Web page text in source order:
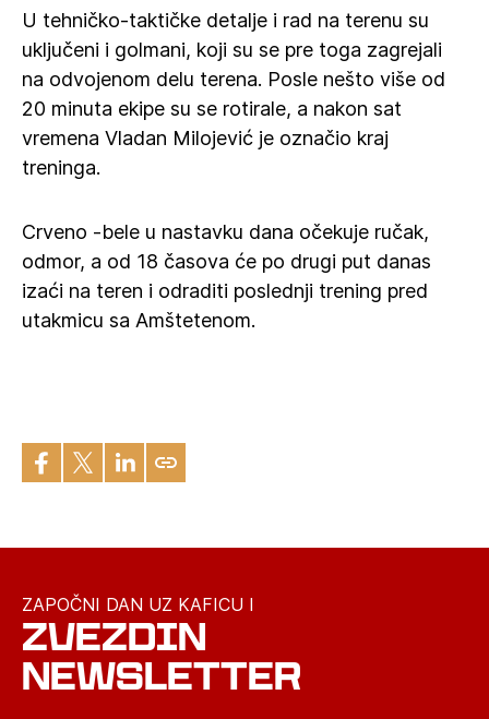
U tehničko-taktičke detalje i rad na terenu su
uključeni i golmani, koji su se pre toga zagrejali
na odvojenom delu terena. Posle nešto više od
20 minuta ekipe su se rotirale, a nakon sat
vremena Vladan Milojević je označio kraj
treninga.
Crveno -bele u nastavku dana očekuje ručak,
odmor, a od 18 časova će po drugi put danas
izaći na teren i odraditi poslednji trening pred
utakmicu sa Amštetenom.
ZAPOČNI DAN UZ KAFICU I
ZVEZDIN
NEWSLETTER